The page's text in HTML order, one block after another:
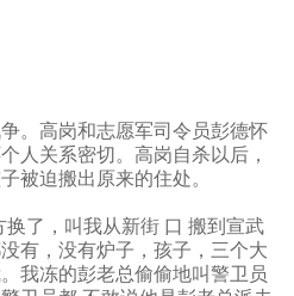
。高岗和志愿军司令员彭德怀
人关系密切。高岗自杀以后，
被迫搬出原来的住处。
换了，叫我从新街 口 搬到宣武
有，没有炉子，孩子，三个大
我冻的彭老总偷偷地叫警卫员